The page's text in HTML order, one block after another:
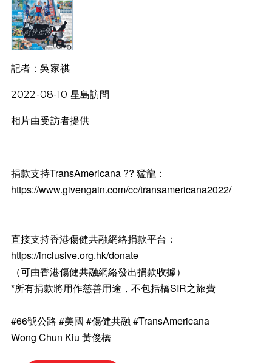
記者：吳家祺
2022-08-10 星島訪問
相片由受訪者提供
捐款支持TransAmericana ?? 猛龍：
https://www.givengain.com/cc/transamericana2022/
直接支持香港傷健共融網絡捐款平台：
https://inclusive.org.hk/donate
（可由香港傷健共融網絡發出捐款收據）
*所有捐款將用作慈善用途，不包括橋SIR之旅費
#66號公路 #美國 #傷健共融 #TransAmericana
Wong Chun Kiu 黃俊橋